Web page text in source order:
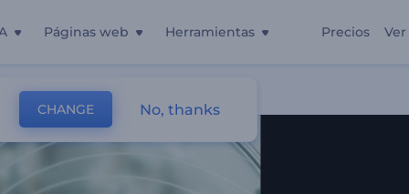
Páginas web Herramientas Precios Ver
CHANGE No, thanks